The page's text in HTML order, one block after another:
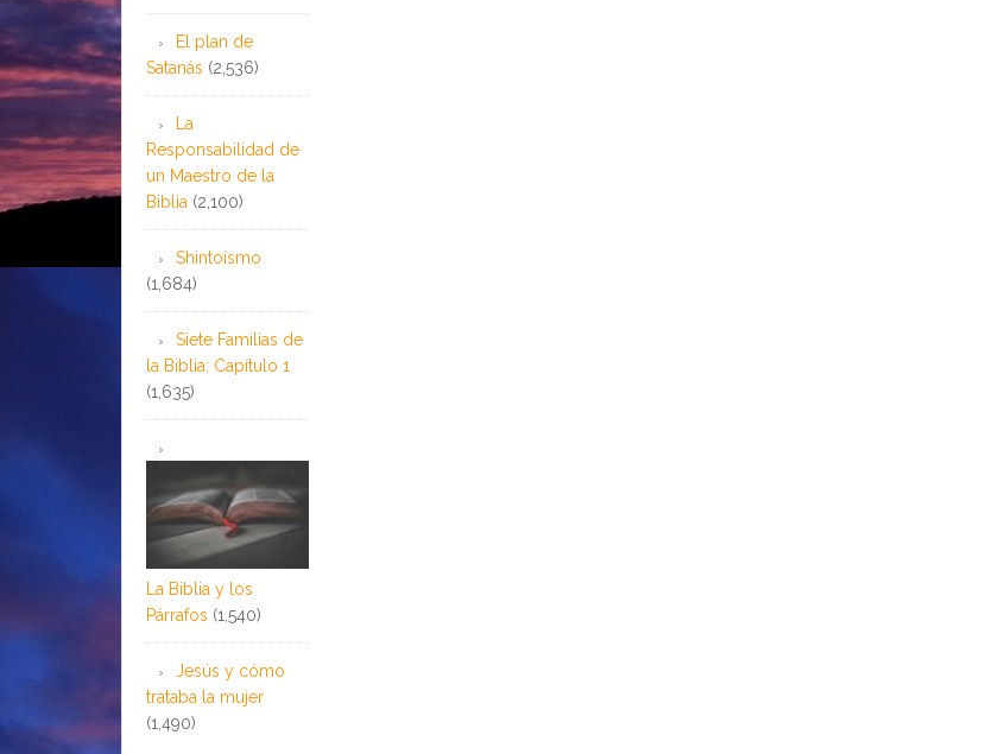
El plan de
Satanás (2,536)
La
Responsabilidad de
un Maestro de la
Biblia (2,100)
Shintoísmo
(1,684)
Siete Familias de
la Biblia: Capítulo 1
(1,635)
La Biblia y los
Párrafos (1,540)
Jesús y cómo
trataba la mujer
(1,490)